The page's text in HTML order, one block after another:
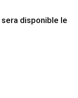
disponible le